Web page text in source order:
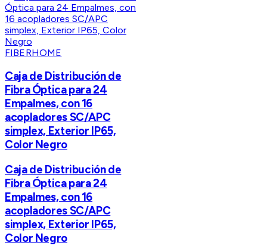
FIBERHOME
Caja de Distribución de
Fibra Óptica para 24
Empalmes, con 16
acopladores SC/APC
simplex, Exterior IP65,
Color Negro
Caja de Distribución de
Fibra Óptica para 24
Empalmes, con 16
acopladores SC/APC
simplex, Exterior IP65,
Color Negro